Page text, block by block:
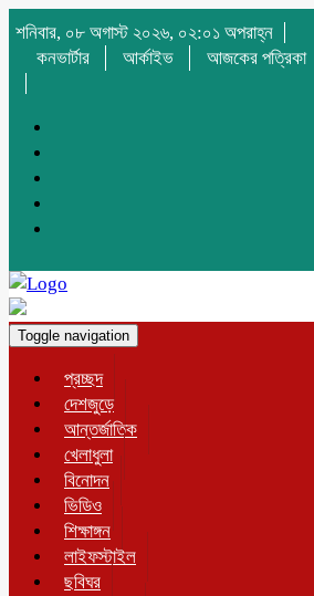
শনিবার, ০৮ অগাস্ট ২০২৬, ০২:০১ অপরাহ্ন
কনভার্টার
আর্কাইভ আজকের পত্রিকা
Toggle navigation
প্রচ্ছদ
দেশজুড়ে
আন্তর্জাতিক
খেলাধুলা
বিনোদন
ভিডিও
শিক্ষাঙ্গন
লাইফস্টাইল
ছবিঘর